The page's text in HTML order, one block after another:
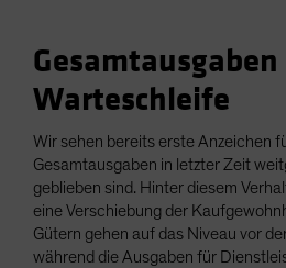
Warteschleife
Wir sehen bereits erste Anzeichen
Gesamtausgaben in letzter Zeit
geblieben sind. Hinter diesem
eine Verschiebung der
Gütern gehen auf das Niveau vor
während die Ausgaben für